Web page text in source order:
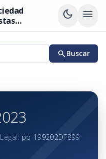
dark_mode menu
searchBuscar
pp 199202DF899